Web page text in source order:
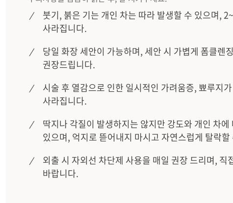
붓기, 붉은 기는 개인 차는 따라 발생할 수 있으며,
사라집니다.
당일 화장 세안이 가능하며, 세안 시 가볍게 폼클렌
권장드립니다.
시술 후 열감으로 인한 일시적인 가려움증, 뾰루지
사라집니다.
딱지나 각질이 발생하지는 않지만 강도와 개인 차
있으며, 억지로 뜯어내지 마시고 자연스럽게 탈락
외출 시 자외선 차단제 사용을 매일 권장 드리며, 직
바랍니다.